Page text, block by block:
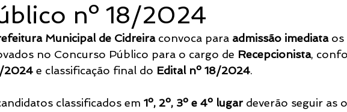
Jurídica Corsan Nota Secretaria da Fazenda
do Turismo e Desporto de Indústria e Comércio Defesa
Concurso Público Brigada Militar Assistência Social, Cidadania
nº 18/2024
Municipal de Cidreira convoca para admissão imediata os
no Concurso Público para o cargo de Recepcionista,
2024 e classificação final do Edital nº 18/2024.
classificados em 1º, 2º, 3º e 4º lugar deverão seguir as